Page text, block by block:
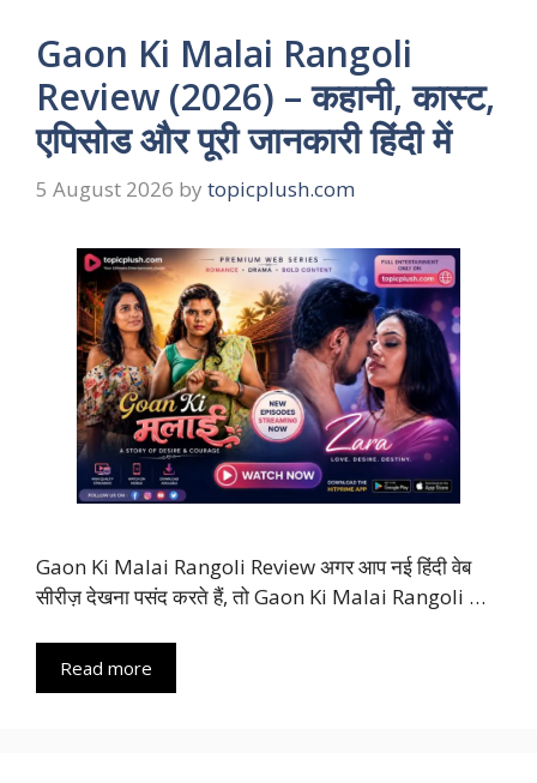
Gaon Ki Malai Rangoli
Review (2026) – कहानी, कास्ट,
एपिसोड और पूरी जानकारी हिंदी में
5 August 2026 by topicplush.com
Gaon Ki Malai Rangoli Review अगर आप नई हिंदी वेब
सीरीज़ देखना पसंद करते हैं, तो Gaon Ki Malai Rangoli …
Read more